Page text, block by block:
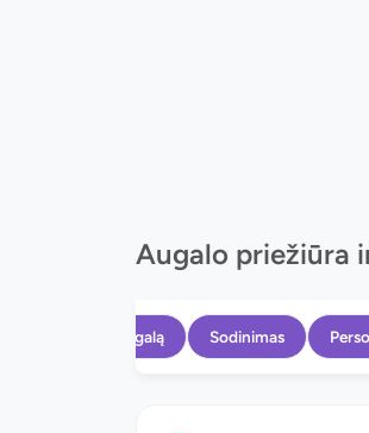
Augalo priežiūra
Apie augalą Sodinimas